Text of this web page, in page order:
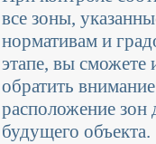
все зоны,
нормативам и
этапе, вы
обратить
расположение зон
будущего объекта.